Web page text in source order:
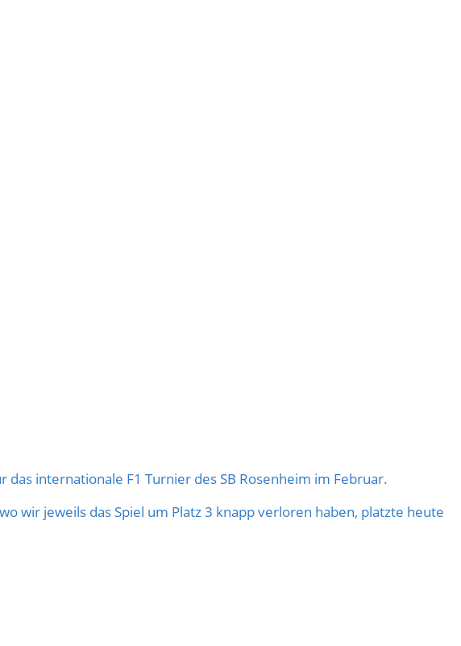
internationale F1 Turnier des SB Rosenheim im Februar.
wir jeweils das Spiel um Platz 3 knapp verloren haben, platzte heute